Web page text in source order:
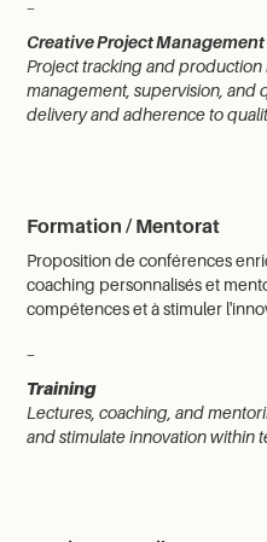
Creative Project Management
Project tracking and
management, supervision, and
delivery and adherence to
Formation / Mentorat
Proposition de conférences
coaching personnalisés et
compétences et à stimuler
Training
Lectures, coaching, and
and stimulate innovation within